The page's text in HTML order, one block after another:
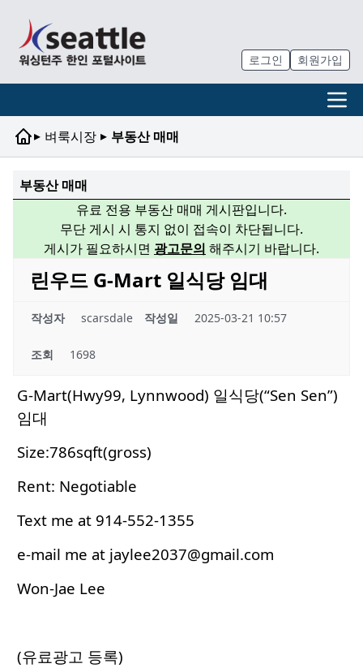
로그인 회원가입
▸ 벼룩시장 ▸ 부동산 매매
부동산 매매
유료 전용 부동산 매매 게시판입니다.
무단 게시 시 통지 없이 접속이 차단됩니다.
게시가 필요하시면 광고문의 해주시기 바랍니다.
린우드 G-Mart 일식당 임대
작성자 scarsdale 작성일 2025-03-21 10:57
조회 1698
G-Mart(Hwy99, Lynnwood) 일식당(“Sen Sen”)
임대
Size:786sqft(gross)
Rent: Negotiable
Text me at 914-552-1355
e-mail me at jaylee2037@gmail.com
Won-Jae Lee
(유료광고 등록)